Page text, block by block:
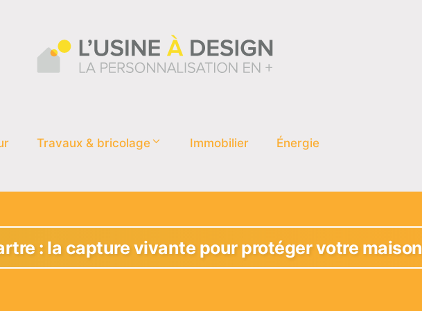
Travaux & bricolage Immobilier Énergie
: la capture vivante pour protéger votre maison